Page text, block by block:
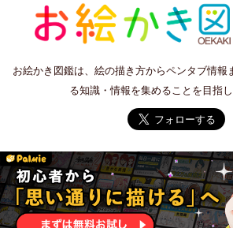
お絵かき図鑑は、絵の描き方からペンタブ情報
る知識・情報を集めることを目指し